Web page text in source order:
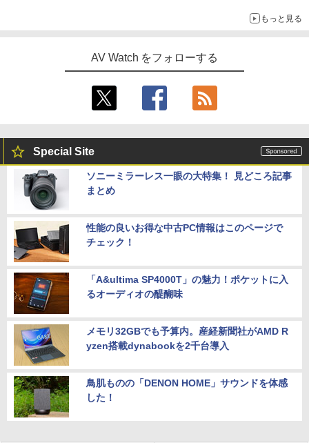
もっと見る
AV Watch をフォローする
Special Site
ソニーミラーレス一眼の大特集！ 見どころ記事
まとめ
性能の良いお得な中古PC情報はこのページで
チェック！
「A&ultima SP4000T」の魅力！ポケットに入
るオーディオの醍醐味
メモリ32GBでも予算内。産経新聞社がAMD R
yzen搭載dynabookを2千台導入
鳥肌ものの「DENON HOME」サウンドを体感
した！